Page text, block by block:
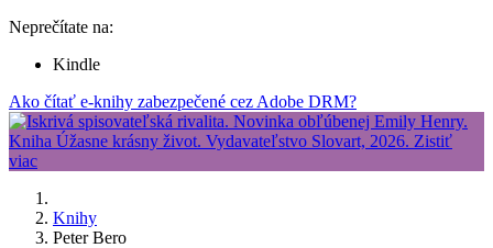
Neprečítate na:
Kindle
Ako čítať e-knihy zabezpečené cez Adobe DRM?
Knihy
Peter Bero